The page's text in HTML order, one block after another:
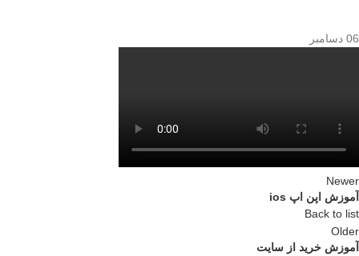
06 دسامبر
Newer
آموزش اپن اپ ios
Back to list
Older
آموزش خرید از سایت